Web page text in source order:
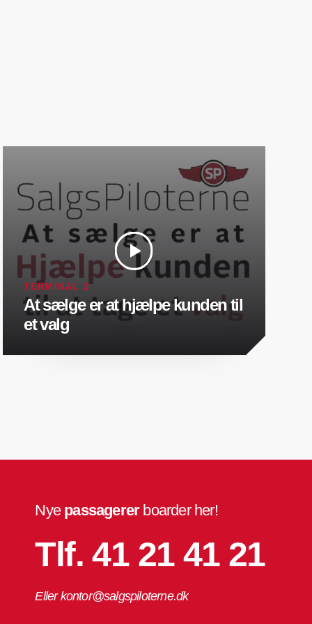
TERMINAL 2
At sælge er at hjælpe kunden til
et valg
Nye passagererboarder her!
Tlf. 41 21 41 21
Eller kontor@salgspiloterne.dk